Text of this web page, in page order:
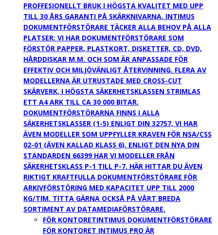
PROFFESIONELLT BRUK I HÖGSTA KVALITET MED UPP
TILL 30 ÅRS GARANTI PÅ SKÄRKNIVARNA. INTIMUS
DOKUMENTFÖRSTÖRARE TÄCKER ALLA BEHOV PÅ ALLA
PLATSER: VI HAR DOKUMENTFÖRSTÖRARE SOM
FÖRSTÖR PAPPER, PLASTKORT, DISKETTER, CD, DVD,
HÅRDDISKAR M.M. OCH SOM ÄR ANPASSADE FÖR
EFFEKTIV OCH MILJÖVÄNLIGT ÅTERVINNING. FLERA AV
MODELLERNA ÄR UTRUSTADE MED CROSS-CUT
SKÄRVERK, I HÖGSTA SÄKERHETSKLASSEN STRIMLAS
ETT A4 ARK TILL CA 30 000 BITAR.
DOKUMENTFÖRSTÖRARNA FINNS I ALLA
SÄKERHETSKLASSER (1-5) ENLIGT DIN 32757, VI HAR
ÄVEN MODELLER SOM UPPFYLLER KRAVEN FÖR NSA/CSS
02-01 (ÄVEN KALLAD KLASS 6). ENLIGT DEN NYA DIN
STANDARDEN 66399 HAR VI MODELLER FRÅN
SÄKERHETSKLASS P-1 TILL P-7. HÄR HITTAR DU ÄVEN
RIKTIGT KRAFTFULLA DOKUMENTFÖRSTÖRARE FÖR
ARKIVFÖRSTÖRING MED KAPACITET UPP TILL 2000
KG/TIM. TITTA GÄRNA OCKSÅ PÅ VÅRT BREDA
SORTIMENT AV DATAMEDIAFÖRSTÖRARE.
FÖR KONTORETINTIMUS DOKUMENTFÖRSTÖRARE
FÖR KONTORET INTIMUS PRO ÄR